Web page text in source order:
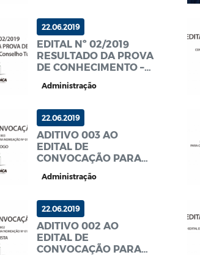
22.06.2019
EDITAL Nº 02/2019
RESULTADO DA PROVA
DE CONHECIMENTO –
Administração
22.06.2019
ADITIVO 003 AO
EDITAL DE
CONVOCAÇÃO PARA
011/2019 PSCÓLOGA
Administração
22.06.2019
ADITIVO 002 AO
EDITAL DE
CONVOCAÇÃO PARA